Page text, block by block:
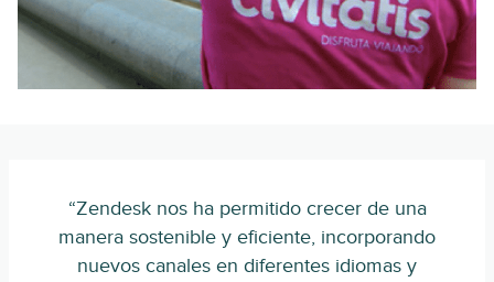
“Zendesk nos ha permitido crecer de una
manera sostenible y eficiente, incorporando
nuevos canales en diferentes idiomas y